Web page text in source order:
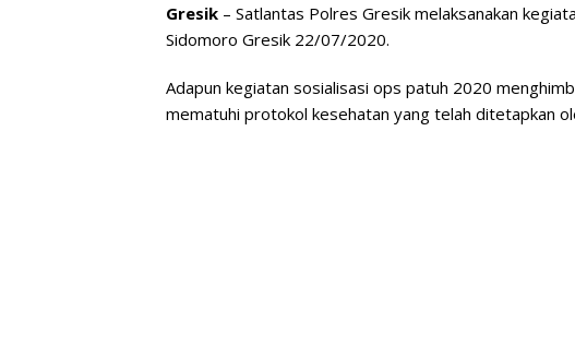
Gresik – Satlantas Polres Gresik melaksanakan
Sidomoro Gresik 22/07/2020.
Adapun kegiatan sosialisasi ops patuh 2020
mematuhi protokol kesehatan yang telah ditetapkan